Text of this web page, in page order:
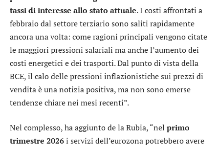
tassi di interesse allo stato attuale. I costi affrontati a
febbraio dal settore terziario sono saliti rapidamente
ancora una volta: come ragioni principali vengono citate
le maggiori pressioni salariali ma anche l’aumento dei
costi energetici e dei trasporti. Dal punto di vista della
BCE, il calo delle pressioni inflazionistiche sui prezzi di
vendita è una notizia positiva, ma non sono emerse
tendenze chiare nei mesi recenti”.
Nel complesso, ha aggiunto de la Rubia, “nel primo
trimestre 2026i servizi dell’eurozona potrebbero avere